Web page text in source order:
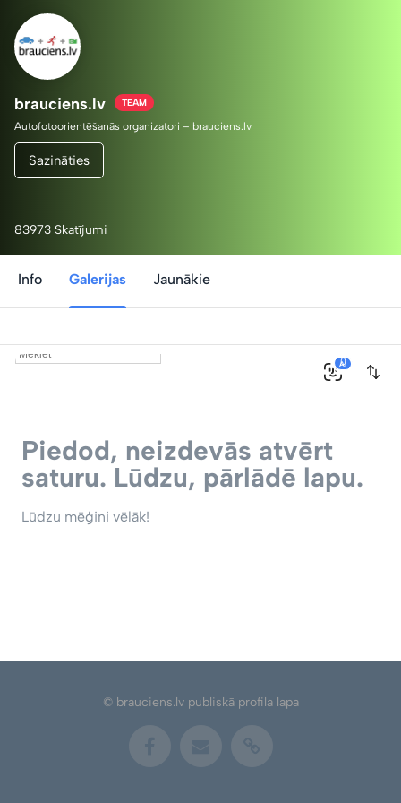
brauciens.lv TEAM
Autofotoorientēšanās organizatori – brauciens.lv
Sazināties
83973 Skatījumi
Info Galerijas Jaunākie
0
AI
Piedod, neizdevās atvērt
saturu. Lūdzu, pārlādē lapu.
Lūdzu mēģini vēlāk!
© brauciens.lv publiskā profila lapa